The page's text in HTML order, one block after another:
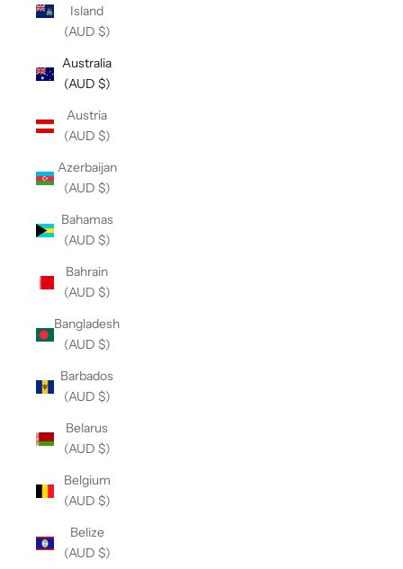
Island
(AUD $)
Australia
(AUD $)
Austria
(AUD $)
Azerbaijan
(AUD $)
Bahamas
(AUD $)
Bahrain
(AUD $)
Bangladesh
(AUD $)
Barbados
(AUD $)
Belarus
(AUD $)
Belgium
(AUD $)
Belize
(AUD $)